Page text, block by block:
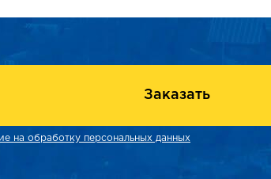
Заказать
на обработку персональных данных